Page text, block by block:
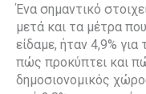
Ένα σημαντικό
μετά και τα μέτρα
είδαμε, ήταν 4,9%
πώς προκύπτει και
δημοσιονομικός